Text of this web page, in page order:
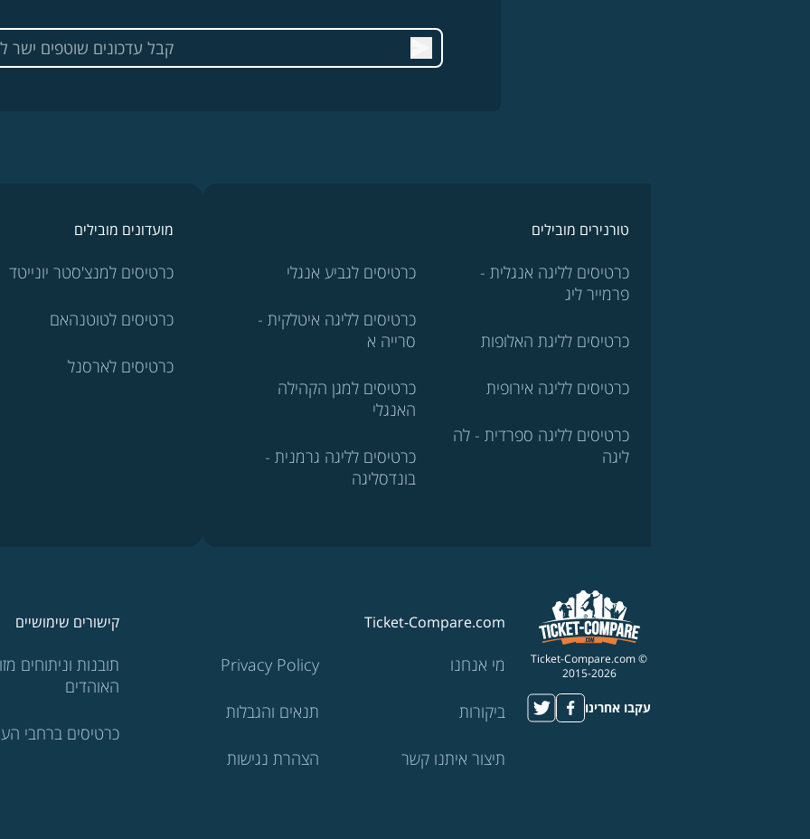
טורנירים מובילים
כרטיסים לליגה אנגלית -
פרמייר ליג
כרטיסים לליגת האלופות
כרטיסים לליגה אירופית
כרטיסים לליגה ספרדית - לה
ליגה
כרטיסים לגביע אנגלי
כרטיסים לליגה איטלקית -
סרייה א
כרטיסים למגן הקהילה
האנגלי
כרטיסים לליגה גרמנית -
בונדסליגה
מועדונים מובילים
כרטיסים למנצ'סטר יונייטד
כרטיסים לטוטנהאם
כרטיסים לארסנל
© Ticket-Compare.com
2015-2026
עקבו אחרינו
Ticket-Compare.com
מי אנחנו
ביקורות
תיצור איתנו קשר
Privacy Policy
תנאים והגבלות
הצהרת נגישות
קישורים שימושיים
תובנות וניתוחים
האוהדים
כרטיסים ברחבי